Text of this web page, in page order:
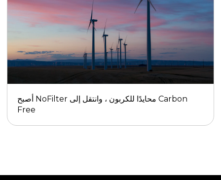
أصبح NoFilter محايدًا للكربون ، وانتقل إلى Carbon
Free